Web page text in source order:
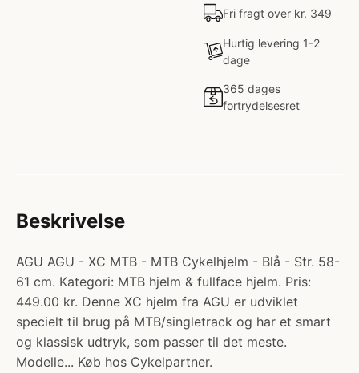
Fri fragt over kr. 349
Hurtig levering 1-2
dage
365 dages
fortrydelsesret
Beskrivelse
AGU AGU - XC MTB - MTB Cykelhjelm - Blå - Str. 58-
61 cm. Kategori: MTB hjelm & fullface hjelm. Pris:
449.00 kr. Denne XC hjelm fra AGU er udviklet
specielt til brug på MTB/singletrack og har et smart
og klassisk udtryk, som passer til det meste.
Modelle... Køb hos Cykelpartner.